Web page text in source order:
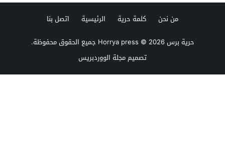
من نحن كلمة حرية الرئيسية
اتصل بنا
حرية برس Horrya press© 2026 جميع الحقوق محفوظة.
تصميممجلة الووردبريس